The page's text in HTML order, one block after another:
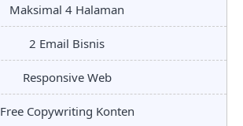
Maksimal 4 Halaman
2 Email Bisnis
Responsive Web
Free Copywriting Konten